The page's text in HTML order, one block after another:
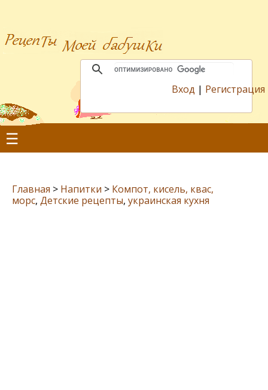
Вход | Регистрация
☰
Главная > Напитки > Компот, кисель, квас,
морс, Детские рецепты, украинская кухня